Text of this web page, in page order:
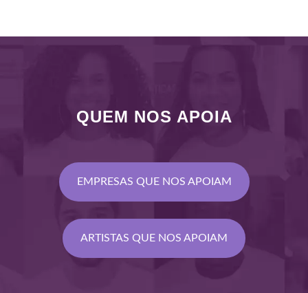
giriş
QUEM NOS APOIA
EMPRESAS QUE NOS APOIAM
ARTISTAS QUE NOS APOIAM